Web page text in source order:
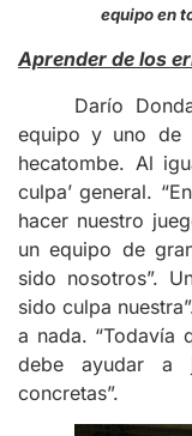
equipo en
Aprender de los
Darío
equipo y uno de
hecatombe. Al
culpa’ general.
hacer nuestro
un equipo de
sido nosotros”.
sido culpa
a nada. “Todavía
debe ayudar a
concretas”.